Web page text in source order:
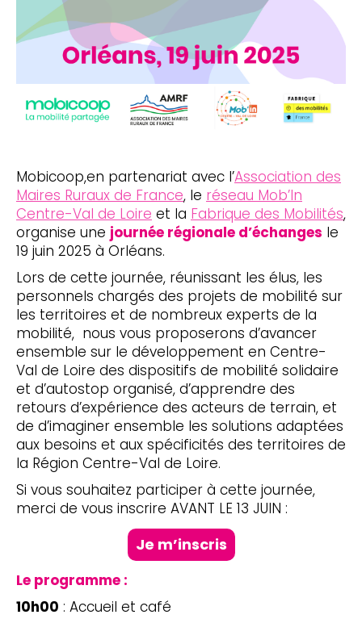
Mobicoop,en partenariat avec l’Association des
Maires Ruraux de France, le réseau Mob’In
Centre-Val de Loire et la Fabrique des Mobilités,
organise une journée régionale d’échanges le
19 juin 2025 à Orléans.
Lors de cette journée, réunissant les élus, les
personnels chargés des projets de mobilité sur
les territoires et de nombreux experts de la
mobilité, nous vous proposerons d’avancer
ensemble sur le développement en Centre-
Val de Loire des dispositifs de mobilité solidaire
et d’autostop organisé, d’apprendre des
retours d’expérience des acteurs de terrain, et
de d’imaginer ensemble les solutions adaptées
aux besoins et aux spécificités des territoires de
la Région Centre-Val de Loire.
Si vous souhaitez participer à cette journée,
merci de vous inscrire AVANT LE 13 JUIN :
Je m’inscris
Le programme :
10h00 : Accueil et café